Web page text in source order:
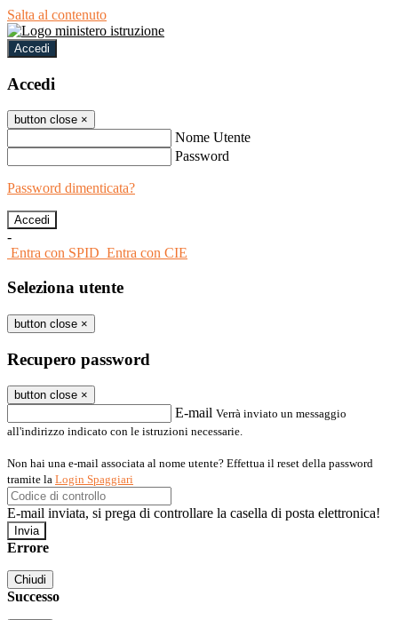
Salta al contenuto
Accedi
Accedi
button close ×
Nome Utente
Password
Password dimenticata?
-
Entra con SPID Entra con CIE
Seleziona utente
button close ×
Recupero password
button close ×
E-mail Verrà inviato un messaggio
all'indirizzo indicato con le istruzioni necessarie.
Non hai una e-mail associata al nome utente? Effettua il reset della password
tramite la Login Spaggiari
E-mail inviata, si prega di controllare la casella di posta elettronica!
Errore
Chiudi
Successo